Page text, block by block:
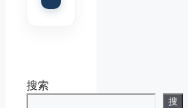
搜索
搜